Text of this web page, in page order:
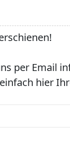
per Email
hier